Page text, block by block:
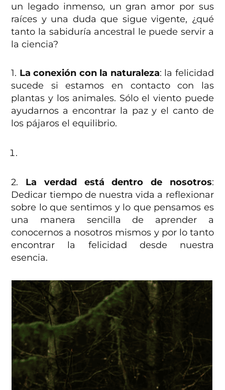
un legado inmenso, un gran amor por sus
raíces y una duda que sigue vigente, ¿qué
tanto la sabiduría ancestral le puede servir a
la ciencia?
1. La conexión con la naturaleza: la felicidad
sucede si estamos en contacto con las
plantas y los animales. Sólo el viento puede
ayudarnos a encontrar la paz y el canto de
los pájaros el equilibrio.
2. La verdad está dentro de nosotros:
Dedicar tiempo de nuestra vida a reflexionar
sobre lo que sentimos y lo que pensamos es
una manera sencilla de aprender a
conocernos a nosotros mismos y por lo tanto
encontrar la felicidad desde nuestra
esencia.